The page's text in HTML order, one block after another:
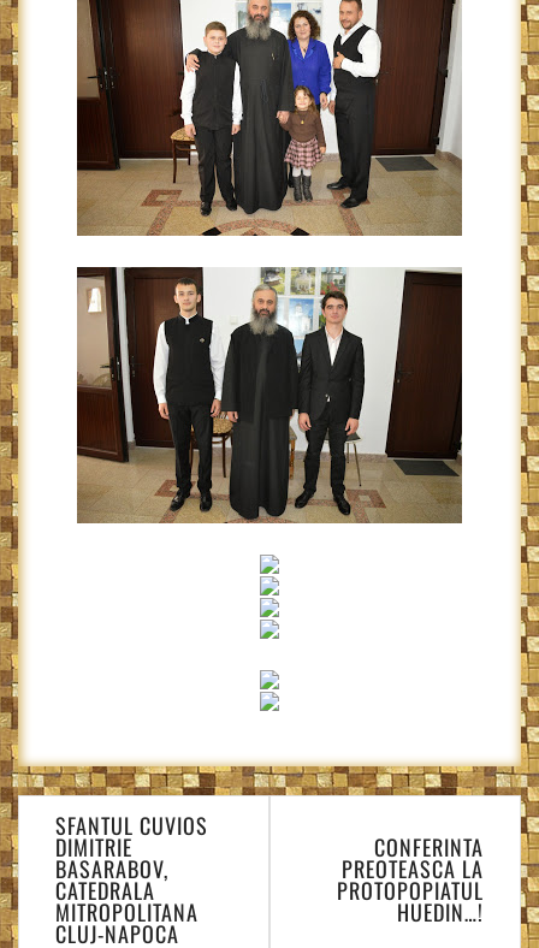
Navigare
în
articole
SFANTUL CUVIOS
DIMITRIE
BASARABOV,
CATEDRALA
MITROPOLITANA
CLUJ-NAPOCA
CONFERINTA
PREOTEASCA LA
PROTOPOPIATUL
HUEDIN…!